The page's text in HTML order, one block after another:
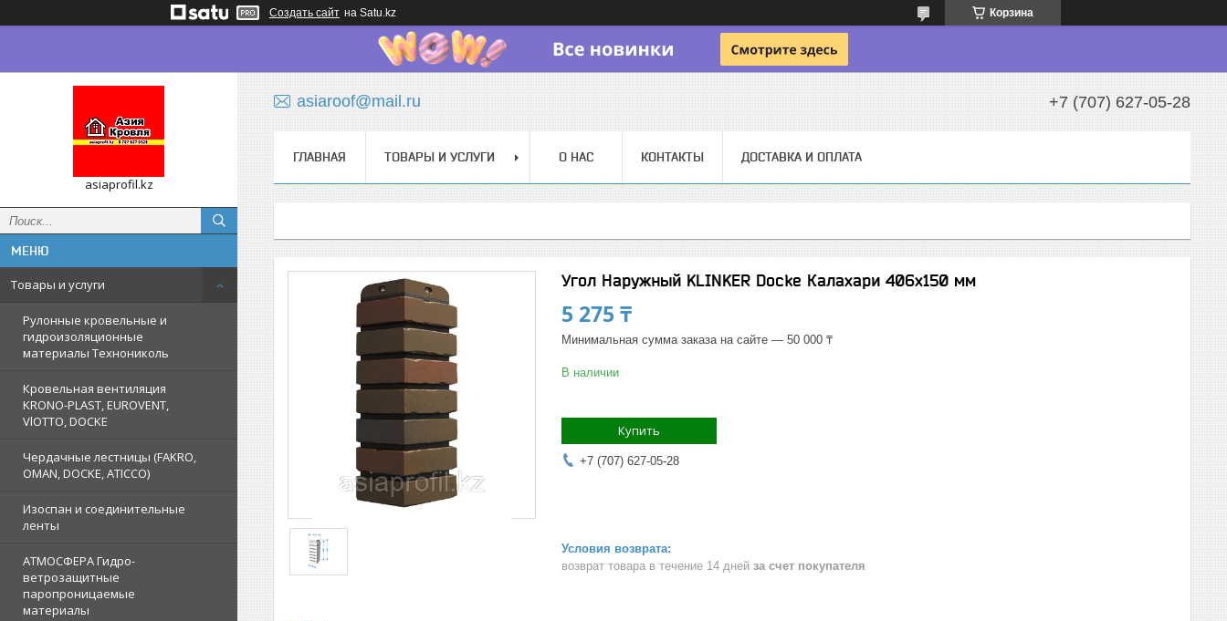
Создать сайт на Satu.kz Корзина
asiaprofil.kz
Товары и услуги
Рулонные кровельные и
гидроизоляционные
материалы Технониколь
Кровельная вентиляция
KRONO-PLAST, EUROVENT,
VlOTTO, DOCKE
Чердачные лестницы (FAKRO,
OMAN, DOCKE, ATICCO)
Изоспан и соединительные
ленты
АТМОСФЕРА Гидро-
ветрозащитные
паропроницаемые
материалы
asiaroof@mail.ru +7 (707) 627-05-28
ГЛАВНАЯ ТОВАРЫ И УСЛУГИ О НАС КОНТАКТЫ ДОСТАВКА И ОПЛАТА
Угол Наружный KLINKER Docke Калахари 406х150 мм
5 275 ₸
Минимальная сумма заказа на сайте — 50 000 ₸
В наличии
Купить
+7 (707) 627-05-28
возврат товара в течение 14 дней за счет покупателя